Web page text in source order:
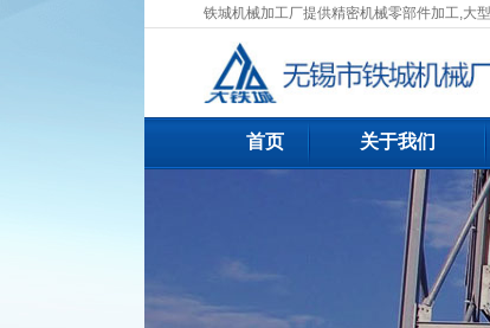
铁城机械加工厂提供精密机械零部件加工,大
首页 关于我们